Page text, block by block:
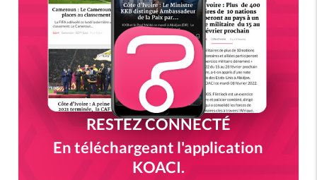
RESTEZ CONNECTÉ
En téléchargeant l'application
KOACI.